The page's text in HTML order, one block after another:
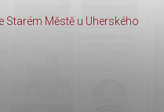
Starém Městě u Uherského